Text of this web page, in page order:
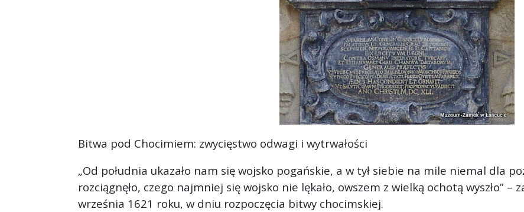
Bitwa pod Chocimiem: zwycięstwo odwagi i wytrwałości
„Od południa ukazało nam się wojsko pogańskie, a w tył siebie na mile niemal dla
rozciągnęło, czego najmniej się wojsko nie lękało, owszem z wielką ochotą wyszło” –
września 1621 roku, w dniu rozpoczęcia bitwy chocimskiej.